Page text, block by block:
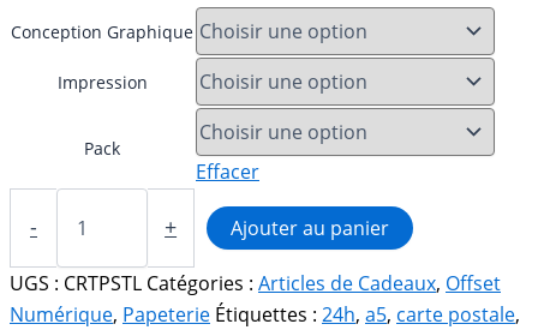
Conception Graphique
Impression
Pack
Effacer
-
quantité
Postale
Personnalisée
+ Ajouter au panier
UGS : CRTPSTL Catégories : Articles de Cadeaux, Offset
Numérique, Papeterie Étiquettes : 24h, a5, carte postale,